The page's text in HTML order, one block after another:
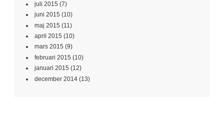
juli 2015 (7)
juni 2015 (10)
maj 2015 (11)
april 2015 (10)
mars 2015 (9)
februari 2015 (10)
januari 2015 (12)
december 2014 (13)